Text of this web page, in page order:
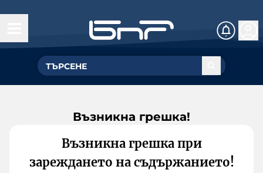
Възникна грешка!
Възникна грешка при
зареждането на съдържанието!